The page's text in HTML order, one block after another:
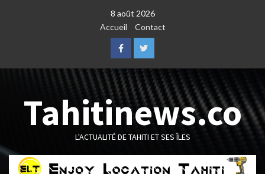
8 août 2026
Accueil
Contact
FacebookTwitter
Tahitinews.co
L'ACTUALITÉ DE TAHITI ET SES ÎLES